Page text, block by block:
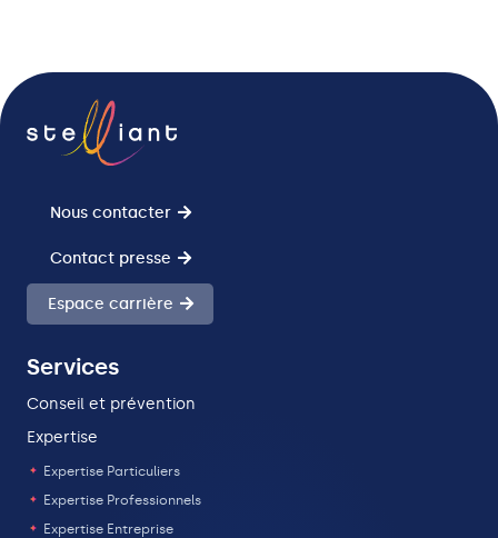
Nous contacter
Contact presse
Espace carrière
Services
Conseil et prévention
Expertise
Expertise Particuliers
Expertise Professionnels
Expertise Entreprise